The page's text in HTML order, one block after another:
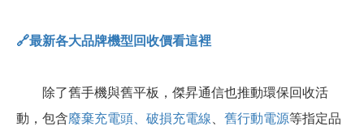
🔗最新各大品牌機型回收價看這裡
除了舊手機與舊平板，傑昇通信也推動環保回收活
動，包含廢棄充電頭、破損充電線、 舊行動電源等指定品